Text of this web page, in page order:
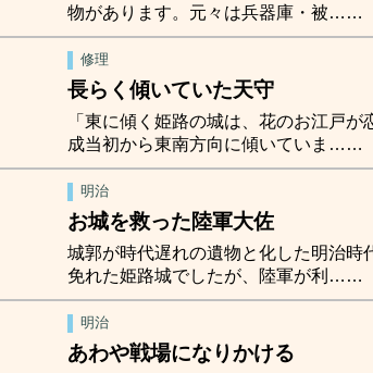
物があります。元々は兵器庫・被……
修理
長らく傾いていた天守
「東に傾く姫路の城は、花のお江戸
成当初から東南方向に傾いていま……
明治
お城を救った陸軍大佐
城郭が時代遅れの遺物と化した明治時
免れた姫路城でしたが、陸軍が利……
明治
あわや戦場になりかける